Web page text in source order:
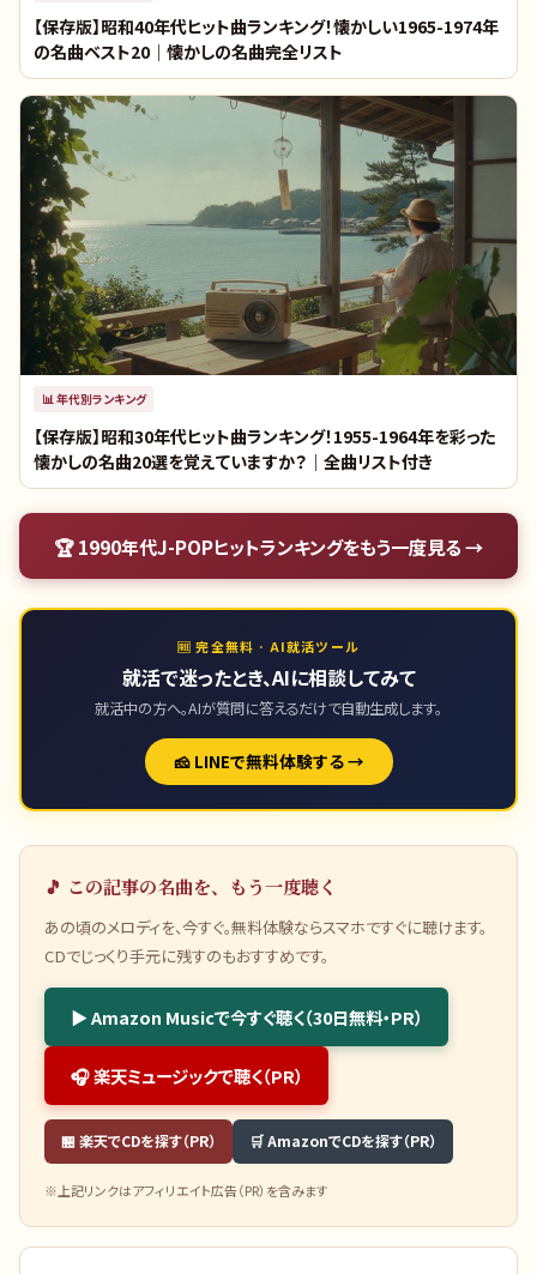
【保存版】昭和40年代ヒット曲ランキング！懐かしい1965-1974年
の名曲ベスト20｜懐かしの名曲完全リスト
📊年代別ランキング
【保存版】昭和30年代ヒット曲ランキング！1955-1964年を彩った
懐かしの名曲20選を覚えていますか？｜全曲リスト付き
🏆1990年代J-POPヒットランキングをもう一度見る →
🆓 完全無料 · AI就活ツール
就活で迷ったとき、AIに相談してみて
就活中の方へ。AIが質問に答えるだけで自動生成します。
🧀 LINEで無料体験する →
🎵 この記事の名曲を、もう一度聴く
あの頃のメロディを、今すぐ。無料体験ならスマホですぐに聴けます。
CDでじっくり手元に残すのもおすすめです。
▶ Amazon Musicで今すぐ聴く（30日無料・PR）
🎧 楽天ミュージックで聴く（PR）
🏪 楽天でCDを探す（PR） 🛒 AmazonでCDを探す（PR）
※上記リンクはアフィリエイト広告（PR）を含みます